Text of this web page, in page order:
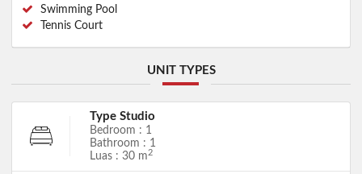
Swimming Pool
Tennis Court
UNIT TYPES
Type Studio
Bedroom : 1
Bathroom : 1
Luas : 30 m2